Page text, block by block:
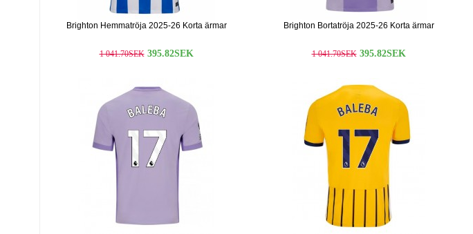
Brighton Hemmatröja 2025-26 Korta ärmar
1 041.70SEK 395.82SEK
Brighton Bortatröja 2025-26 Korta ärmar
1 041.70SEK 395.82SEK